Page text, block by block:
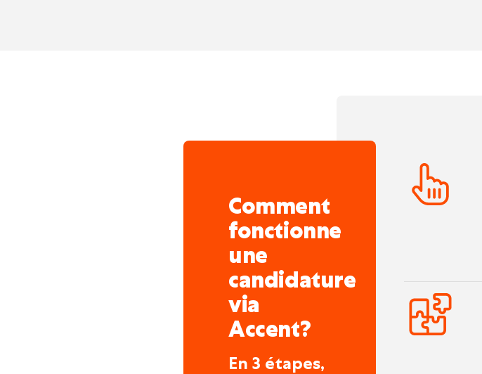
Comment
fonctionne
une
candidature
via
Accent?
En 3 étapes,